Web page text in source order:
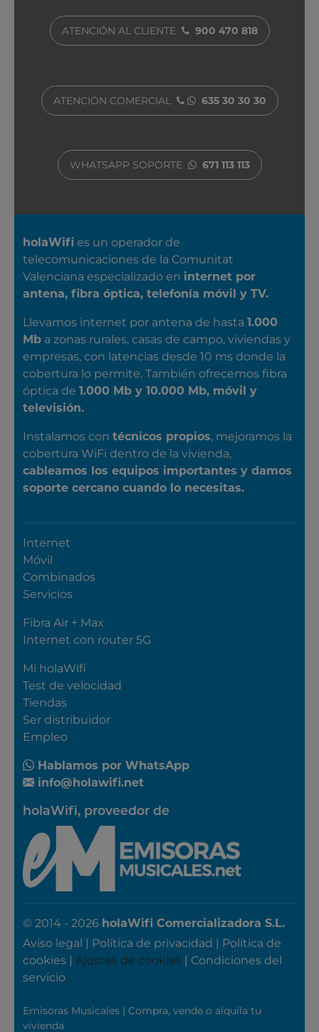
ATENCIÓN AL CLIENTE 900 470 818
ATENCIÓN COMERCIAL 635 30 30 30
WHATSAPP SOPORTE 671 113 113
holaWifi es un operador de
telecomunicaciones de la Comunitat
Valenciana especializado en internet por
antena, fibra óptica, telefonía móvil y TV.
Llevamos internet por antena de hasta 1.000
Mb a zonas rurales, casas de campo, viviendas y
empresas, con latencias desde 10 ms donde la
cobertura lo permite. También ofrecemos fibra
óptica de 1.000 Mb y 10.000 Mb, móvil y
televisión.
Instalamos con técnicos propios, mejoramos la
cobertura WiFi dentro de la vivienda,
cableamos los equipos importantes y damos
soporte cercano cuando lo necesitas.
Internet
Móvil
Combinados
Servicios
Fibra Air + Max
Internet con router 5G
Mi holaWifi
Test de velocidad
Tiendas
Ser distribuidor
Empleo
Hablamos por WhatsApp
info@holawifi.net
holaWifi, proveedor de
© 2014 - 2026 holaWifi Comercializadora S.L.
Aviso legal
Política de privacidad
Política de
cookies
Ajustes de cookies
Condiciones del
servicio
Emisoras Musicales | Compra, vende o alquila tu
vivienda